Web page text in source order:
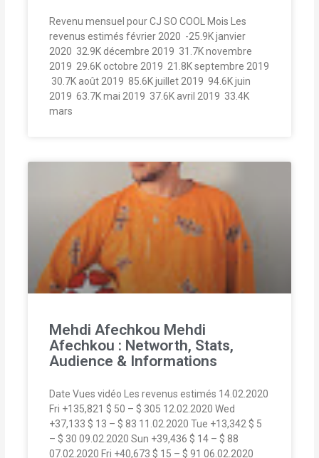
Revenu mensuel pour CJ SO COOL Mois Les
revenus estimés février 2020  -25.9K janvier
2020  32.9K décembre 2019  31.7K novembre
2019  29.6K octobre 2019  21.8K septembre 2019
 30.7K août 2019  85.6K juillet 2019  94.6K juin
2019  63.7K mai 2019  37.6K avril 2019  33.4K
mars
Mehdi Afechkou Mehdi
Afechkou : Networth, Stats,
Audience & Informations
Date Vues vidéo Les revenus estimés 14.02.2020
Fri +135,821 $ 50 – $ 305 12.02.2020 Wed
+37,133 $ 13 – $ 83 11.02.2020 Tue +13,342 $ 5
– $ 30 09.02.2020 Sun +39,436 $ 14 – $ 88
07.02.2020 Fri +40,673 $ 15 – $ 91 06.02.2020